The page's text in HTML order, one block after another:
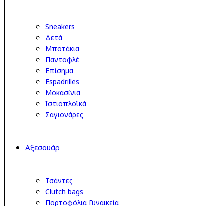
Sneakers
Δετά
Μποτάκια
Παντοφλέ
Επίσημα
Espadrilles
Μοκασίνια
Ιστιοπλοϊκά
Σαγιονάρες
Αξεσουάρ
Τσάντες
Clutch bags
Πορτοφόλια Γυναικεία